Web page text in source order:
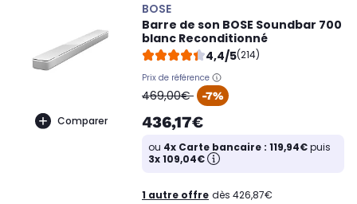
Comparer
BOSE
Barre de son BOSE Soundbar 700
blanc Reconditionné
4,4/5(214)
Prix de référence
oldPrice
469,00€ -7%
436,17€
ou 4x Carte bancaire : 119,94€puis
3x 109,04€
1 autre offre dès 426,87€